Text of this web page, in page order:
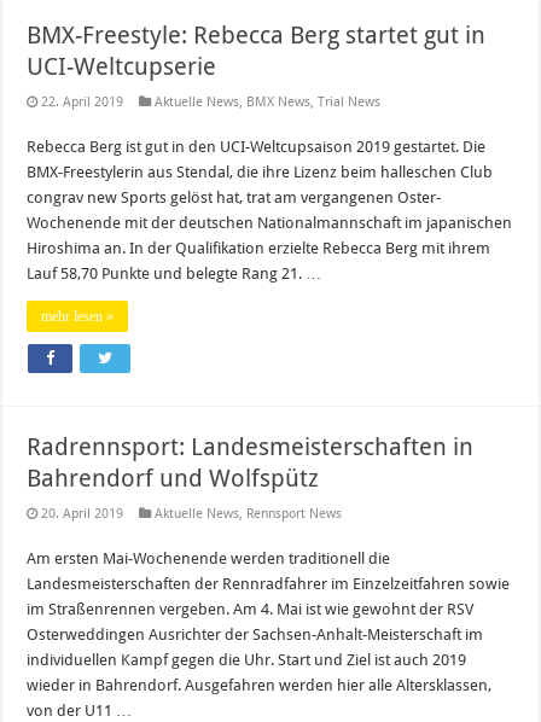
BMX-Freestyle: Rebecca Berg startet gut in
UCI-Weltcupserie
22. April 2019 Aktuelle News, BMX News,Trial News
Rebecca Berg ist gut in den UCI-Weltcupsaison 2019 gestartet. Die
BMX-Freestylerin aus Stendal, die ihre Lizenz beim halleschen Club
congrav new Sports gelöst hat, trat am vergangenen Oster-
Wochenende mit der deutschen Nationalmannschaft im japanischen
Hiroshima an. In der Qualifikation erzielte Rebecca Berg mit ihrem
Lauf 58,70 Punkte und belegte Rang 21. …
mehr lesen »
Radrennsport: Landesmeisterschaften in
Bahrendorf und Wolfspütz
20. April 2019 Aktuelle News, Rennsport News
Am ersten Mai-Wochenende werden traditionell die
Landesmeisterschaften der Rennradfahrer im Einzelzeitfahren sowie
im Straßenrennen vergeben. Am 4. Mai ist wie gewohnt der RSV
Osterweddingen Ausrichter der Sachsen-Anhalt-Meisterschaft im
individuellen Kampf gegen die Uhr. Start und Ziel ist auch 2019
wieder in Bahrendorf. Ausgefahren werden hier alle Altersklassen,
von der U11 …